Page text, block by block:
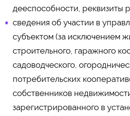
дееспособности, реквизиты
сведения об участии в
субъектом (за исключением
строительного, гаражного
садоводческого,
потребительских
собственников
зарегистрированного в